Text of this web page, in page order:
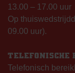
13.00 – 17.00 uur
Op
09.00 uur).
TELEFONISCHE
Telefonisch